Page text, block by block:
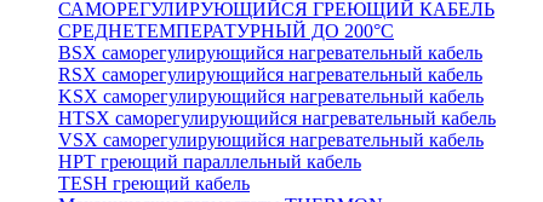
САМОРЕГУЛИРУЮЩИЙСЯ ГРЕЮЩИЙ КАБЕЛЬ
СРЕДНЕТЕМПЕРАТУРНЫЙ ДО 200°С
BSX саморегулирующийся нагревательный кабель
RSX саморегулирующийся нагревательный кабель
KSX саморегулирующийся нагревательный кабель
HTSX саморегулирующийся нагревательный кабель
VSX саморегулирующийся нагревательный кабель
НРТ греющий параллельный кабель
TESH греющий кабель